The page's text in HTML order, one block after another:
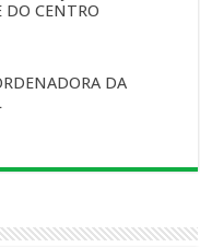
DO CENTRO
DA